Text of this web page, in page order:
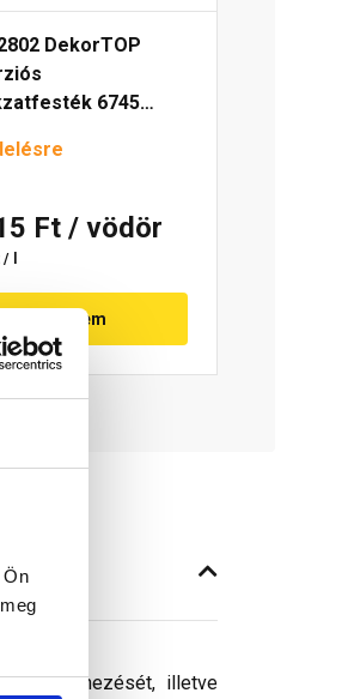
DekorTOP
6745
Ft / vödör
l
Megnézem
színezését, illetve